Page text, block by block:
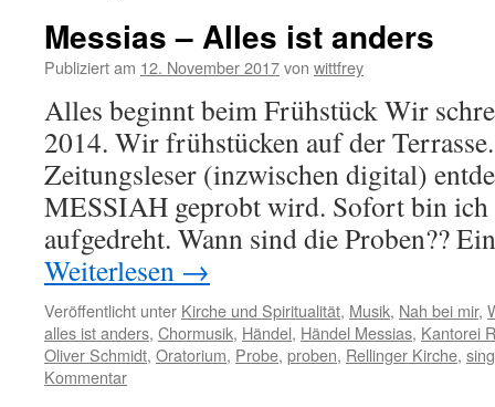
Messias – Alles ist anders
Publiziert am 12. November 2017von wittfrey
Alles beginnt beim Frühstück Wir
2014. Wir frühstücken auf der
Zeitungsleser (inzwischen digital)
MESSIAH geprobt wird. Sofort bin
aufgedreht. Wann sind die Proben??
Weiterlesen →
Veröffentlicht unter Kirche und Spiritualität, Musik, Nah bei mir,
alles ist anders, Chormusik, Händel, Händel Messias, Kantorei
Oliver Schmidt, Oratorium, Probe, proben, Rellinger Kirche,
Kommentar